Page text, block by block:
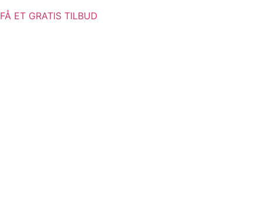
FÅ ET GRATIS TILBUD